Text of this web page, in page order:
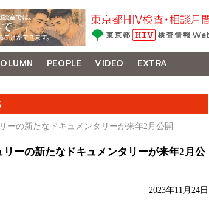
PEOPLE VIDEO
EXTRA
ーの新たなドキュメンタリーが来年2月公開
ーの新たなドキュメンタリーが来年2月公
2023年11月24日